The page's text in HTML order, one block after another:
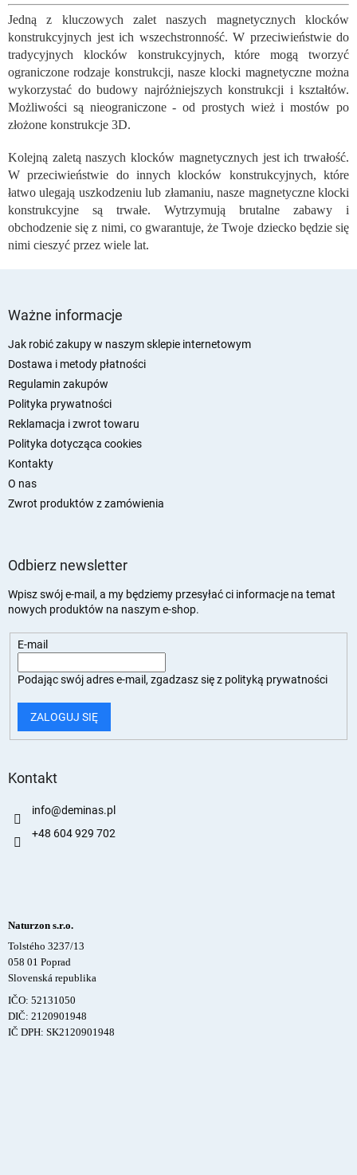
n
t
r
o
l
k
t
y
Jedną z kluczowych zalet naszych magnetycznych klocków
konstrukcyjnych jest ich wszechstronność. W przeciwieństwie do
tradycyjnych klocków konstrukcyjnych, które mogą tworzyć
ograniczone rodzaje konstrukcji, nasze klocki magnetyczne można
wykorzystać do budowy najróżniejszych konstrukcji i kształtów.
Możliwości są nieograniczone - od prostych wież i mostów po
złożone konstrukcje 3D.
Kolejną zaletą naszych klocków magnetycznych jest ich trwałość.
W przeciwieństwie do innych klocków konstrukcyjnych, które
łatwo ulegają uszkodzeniu lub złamaniu, nasze magnetyczne klocki
konstrukcyjne są trwałe. Wytrzymują brutalne zabawy i
obchodzenie się z nimi, co gwarantuje, że Twoje dziecko będzie się
nimi cieszyć przez wiele lat.
Ważne informacje
Jak robić zakupy w naszym sklepie internetowym
Dostawa i metody płatności
Regulamin zakupów
Polityka prywatności
Reklamacja i zwrot towaru
Polityka dotycząca cookies
Kontakty
O nas
Zwrot produktów z zamówienia
Odbierz newsletter
Wpisz swój e-mail, a my będziemy przesyłać ci informacje na temat
nowych produktów na naszym e-shop.
E-mail
Podając swój adres e-mail, zgadzasz się z polityką prywatności
ZALOGUJ SIĘ
Kontakt
info@deminas.pl
+48 604 929 702
Naturzon s.r.o.
Tolstého 3237/13
058 01 Poprad
Slovenská republika
IČO: 52131050
DIČ: 2120901948
IČ DPH: SK2120901948